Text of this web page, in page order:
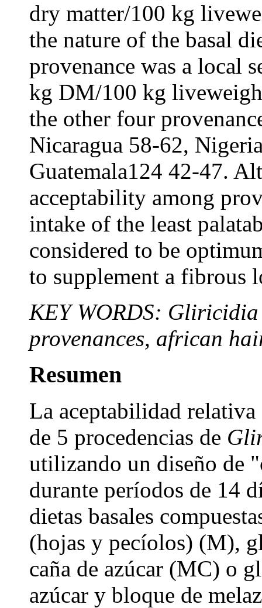
dry matter/100 kg
the nature of the basal
provenance was a local
kg DM/100 kg
the other four
Nicaragua 58-62,
Guatemala124 42-47.
acceptability among
intake of the least
considered to be
to supplement a fibrous
KEY WORDS:
provenances, african
Resumen
La aceptabilidad
de 5 procedencias de
utilizando un diseño de
durante períodos de 14
dietas basales
(hojas y pecíolos) (M),
caña de azúcar (MC) o
azúcar y bloque de